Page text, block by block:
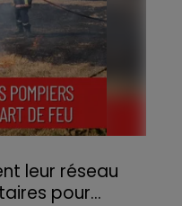
leur réseau
pour...